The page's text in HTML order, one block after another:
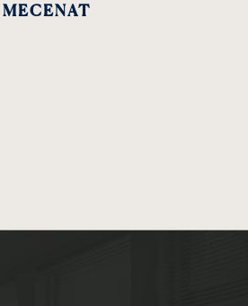
MECENAT